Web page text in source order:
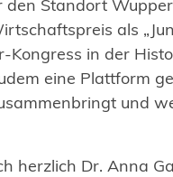
den Standort
als
Kongress in der
eine Plattform
und
herzlich Dr. Anna